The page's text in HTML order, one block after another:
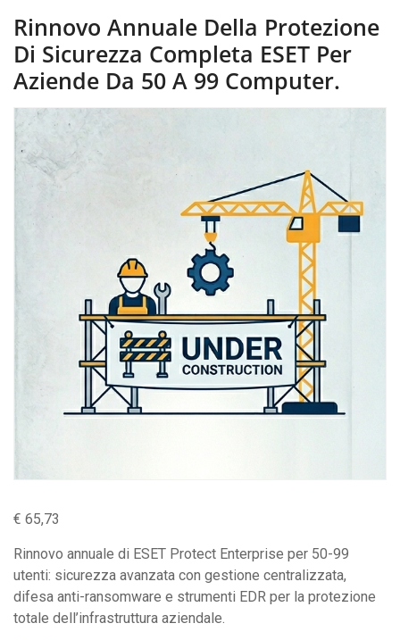
Rinnovo Annuale Della Protezione
Di Sicurezza Completa ESET Per
Aziende Da 50 A 99 Computer.
€ 65,73
Rinnovo annuale di ESET Protect Enterprise per 50-99
utenti: sicurezza avanzata con gestione centralizzata,
difesa anti-ransomware e strumenti EDR per la protezione
totale dell’infrastruttura aziendale.